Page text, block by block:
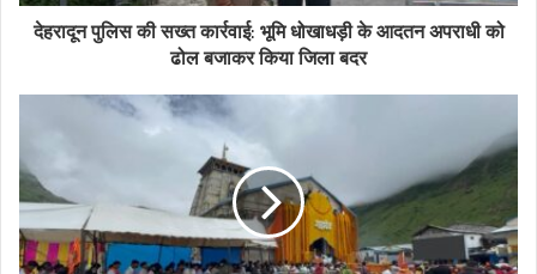
देहरादून पुलिस की सख्त कार्रवाई: भूमि धोखाधड़ी के आदतन अपराधी को
ढोल बजाकर किया जिला बदर